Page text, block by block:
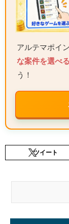
アルテマポイ
な案件を選べる
う！
ツイート